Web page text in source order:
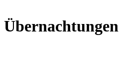
Übernachtungen